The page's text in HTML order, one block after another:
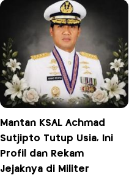
Mantan KSAL Achmad
Sutjipto Tutup Usia, Ini
Profil dan Rekam
Jejaknya di Militer